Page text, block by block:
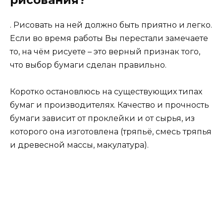
. Рисовать на ней должно быть приятно и легко.
Если во время работы Вы перестали замечаете
то, на чём рисуете – это верный признак того,
что выбор бумаги сделан правильно.
Коротко остановлюсь на существующих типах
бумаг и производителях. Качество и прочность
бумаги зависит от проклейки и от сырья, из
которого она изготовлена (тряпьё, смесь тряпья
и древесной массы, макулатура).